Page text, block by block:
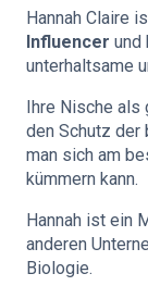
Hannah Claire
Influencer und
unterhaltsame
Ihre Nische als
den Schutz der
man sich am
kümmern kann.
Hannah ist ein
anderen
Biologie.